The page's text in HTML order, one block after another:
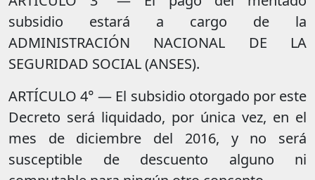
subsidio estará a cargo de la
ADMINISTRACIÓN NACIONAL DE LA
SEGURIDAD SOCIAL (ANSES).
ARTÍCULO 4° — El subsidio otorgado por este
Decreto será liquidado, por única vez, en el
mes de diciembre del 2016, y no será
susceptible de descuento alguno ni